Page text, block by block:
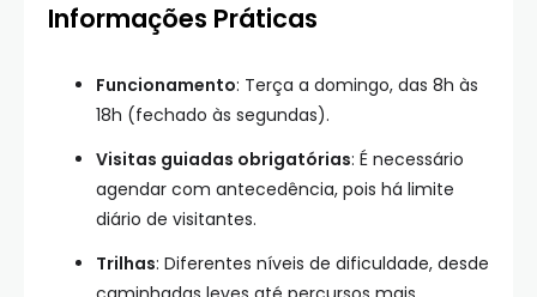
Informações Práticas
Funcionamento: Terça a domingo, das 8h às
18h (fechado às segundas).
Visitas guiadas obrigatórias: É necessário
agendar com antecedência, pois há limite
diário de visitantes.
Trilhas: Diferentes níveis de dificuldade, desde